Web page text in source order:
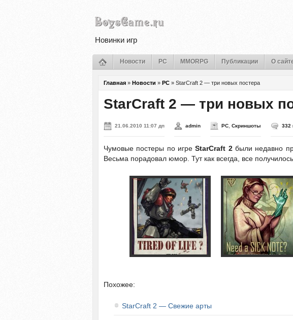
Новинки игр
Новости PC MMORPG Публикации О
Главная » Новости » PC » StarCraft 2 — три новых постера
StarCraft 2 — три новых
21.06.2010 11:07 дп admin PC Скриншоты 332
Чумовые постеры по игреStarCraft 2были недавно
Весьма порадовал юмор. Тут как всегда, все
Похожее:
StarCraft 2 — Свежие арты